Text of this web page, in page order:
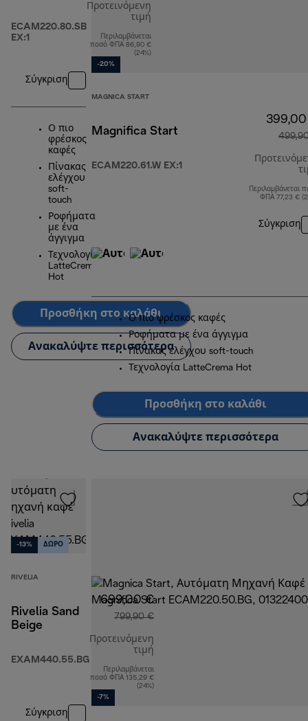
ECAM220.80.SB
EX:1
Προτεινόμενη
τιμή
αρχική τιμή 549,90 €
Περιλαμβάνεται
ποσό ΦΠΑ 86,90 €
(24%)
Σύγκριση
Ο πιο
φρέσκος
καφές
Πίνακας
ελέγχου
soft-
touch
Ροφήματα
με ένα
άγγιγμα
Τεχνολογία
LatteCrema
Hot
Προσθήκη στο καλάθι
Ανακαλύψτε περισσότερα
-20%
MAGNICA START
Magnifica Start
ECAM220.61.W EX:1
Περιλαμβάνεται
ΦΠΑ 77,23 €
Σύγκριση
Ο πιο φρέσκος καφές
Ροφήματα με ένα άγγιγμα
Πίνακας ελέγχου soft-touch
Τεχνολογία LatteCrema Hot
Προσθήκη στο καλάθι
Ανακαλύψτε περισσότερα
-13% ΔΩΡΟ
RIVELIA
Rivelia Sand
Beige
EXAM440.55.BG
699,00 €
799,90 €
Προτεινόμενη
τιμή
αρχική τιμή 799,90 €
Περιλαμβάνεται
ποσό ΦΠΑ 135,29 €
(24%)
Σύγκριση
-7%